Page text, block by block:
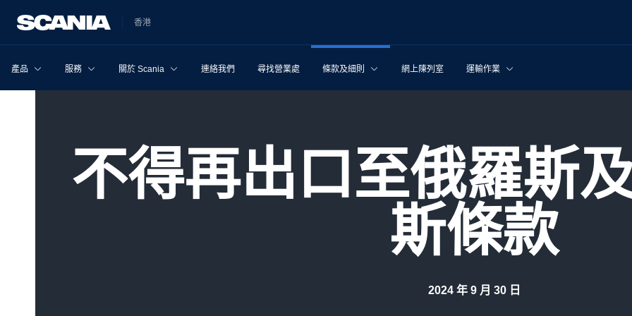
香港
產品 服務 關於 Scania 連絡我們 尋找營業處 條款及細則 網上陳列室 運輸作業
不得再出口至俄羅斯及/或白俄羅
斯條款
2024 年 9 月 30 日